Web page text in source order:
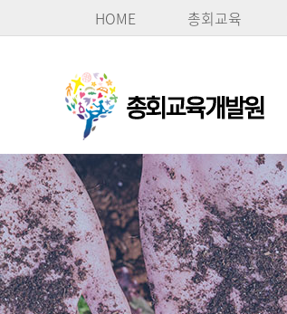
HOME 총회교육